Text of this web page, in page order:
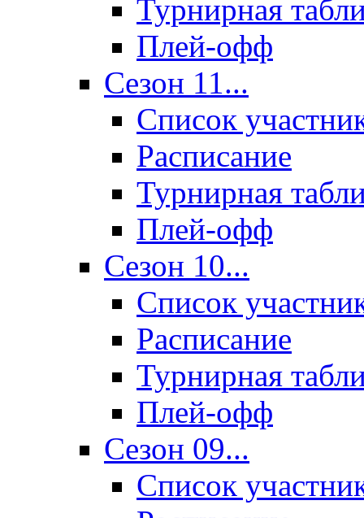
Турнирная
Плей-офф
Сезон 11...
Список
Расписание
Турнирная
Плей-офф
Сезон 10...
Список
Расписание
Турнирная
Плей-офф
Сезон 09...
Список